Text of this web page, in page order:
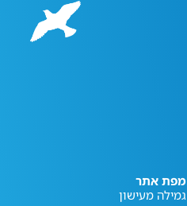
מפת אתר
גמילה מעישון